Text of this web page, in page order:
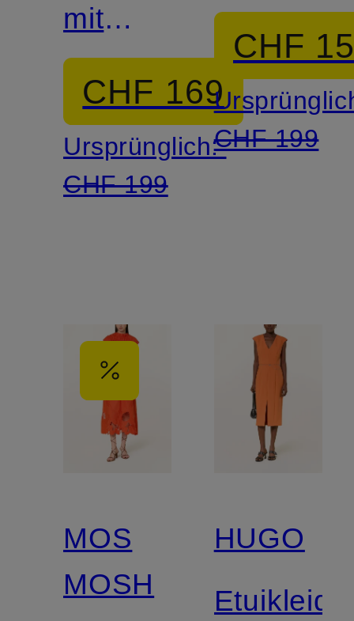
mit
Glitzergarn
CHF 169
Ursprünglich:
CHF 199
CHF
CHF 199
MOS
MOSH
HUGO
Etuikleid